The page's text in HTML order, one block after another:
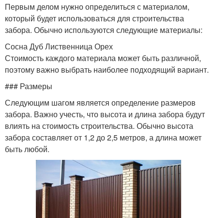
Первым делом нужно определиться с материалом,
который будет использоваться для строительства
забора. Обычно используются следующие материалы:
Сосна Дуб Лиственница Орех
Стоимость каждого материала может быть различной,
поэтому важно выбрать наиболее подходящий вариант.
### Размеры
Следующим шагом является определение размеров
забора. Важно учесть, что высота и длина забора будут
влиять на стоимость строительства. Обычно высота
забора составляет от 1,2 до 2,5 метров, а длина может
быть любой.